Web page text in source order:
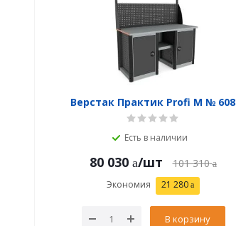
Верстак Практик Profi M № 608
Есть в наличии
80 030 /шт 101 310
Экономия 21 280
В корзину